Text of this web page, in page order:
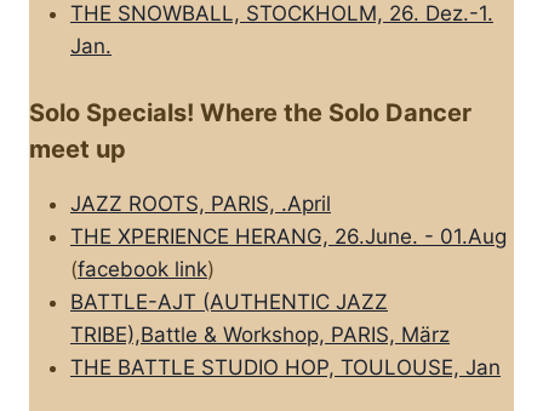
THE SNOWBALL, STOCKHOLM, 26. Dez.-1.
Jan.
Solo Specials! Where the Solo Dancer
meet up
JAZZ ROOTS, PARIS, .April
THE XPERIENCE HERANG, 26.June. - 01.Aug
(facebook link)
BATTLE-AJT (AUTHENTIC JAZZ
TRIBE),Battle & Workshop, PARIS, März
THE BATTLE STUDIO HOP, TOULOUSE, Jan